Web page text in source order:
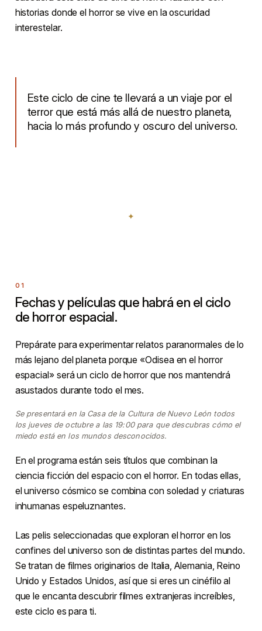
historias donde el horror se vive en la oscuridad
interestelar.
Este ciclo de cine te llevará a un viaje por el
terror que está más allá de nuestro planeta,
hacia lo más profundo y oscuro del universo.
Fechas y películas que habrá en el ciclo
de horror espacial.
Prepárate para experimentar relatos paranormales de lo
más lejano del planeta porque «Odisea en el horror
espacial» será un ciclo de horror que nos mantendrá
asustados durante todo el mes.
Se presentará en la Casa de la Cultura de Nuevo León todos
los jueves de octubre a las 19:00 para que descubras cómo el
miedo está en los mundos desconocidos.
En el programa están seis títulos que combinan la
ciencia ficción del espacio con el horror. En todas ellas,
el universo cósmico se combina con soledad y criaturas
inhumanas espeluznantes.
Las pelis seleccionadas que exploran el horror en los
confines del universo son de distintas partes del mundo.
Se tratan de filmes originarios de Italia, Alemania, Reino
Unido y Estados Unidos, así que si eres un cinéfilo al
que le encanta descubrir filmes extranjeras increíbles,
este ciclo es para ti.